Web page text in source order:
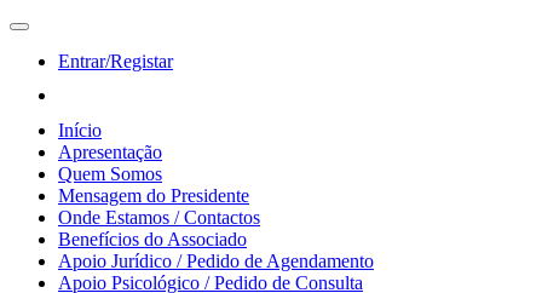
Entrar/Registar
Início
Apresentação
Quem Somos
Mensagem do Presidente
Onde Estamos / Contactos
Benefícios do Associado
Apoio Jurídico / Pedido de Agendamento
Apoio Psicológico / Pedido de Consulta